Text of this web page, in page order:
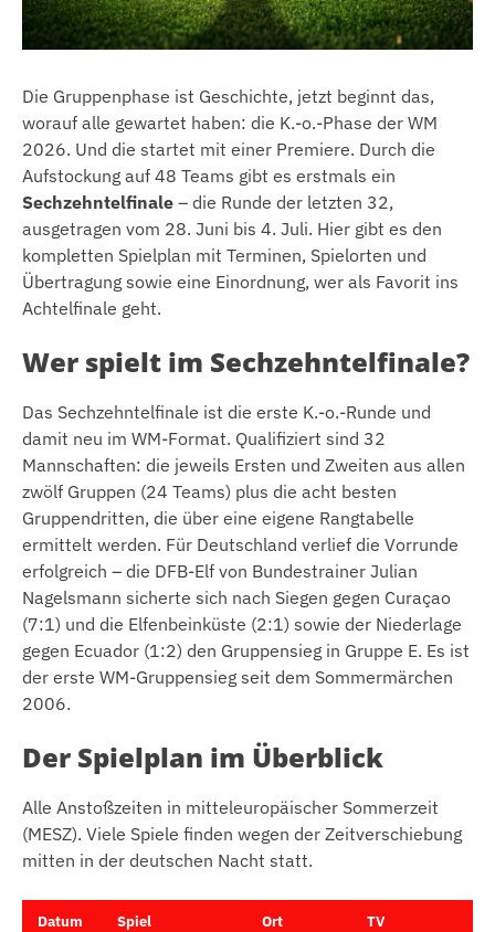
Die Gruppenphase ist Geschichte, jetzt beginnt das,
worauf alle gewartet haben: die K.-o.-Phase der WM
2026. Und die startet mit einer Premiere. Durch die
Aufstockung auf 48 Teams gibt es erstmals ein
Sechzehntelfinale – die Runde der letzten 32,
ausgetragen vom 28. Juni bis 4. Juli. Hier gibt es den
kompletten Spielplan mit Terminen, Spielorten und
Übertragung sowie eine Einordnung, wer als Favorit ins
Achtelfinale geht.
Wer spielt im Sechzehntelfinale?
Das Sechzehntelfinale ist die erste K.-o.-Runde und
damit neu im WM-Format. Qualifiziert sind 32
Mannschaften: die jeweils Ersten und Zweiten aus allen
zwölf Gruppen (24 Teams) plus die acht besten
Gruppendritten, die über eine eigene Rangtabelle
ermittelt werden. Für Deutschland verlief die Vorrunde
erfolgreich – die DFB-Elf von Bundestrainer Julian
Nagelsmann sicherte sich nach Siegen gegen Curaçao
(7:1) und die Elfenbeinküste (2:1) sowie der Niederlage
gegen Ecuador (1:2) den Gruppensieg in Gruppe E. Es ist
der erste WM-Gruppensieg seit dem Sommermärchen
2006.
Der Spielplan im Überblick
Alle Anstoßzeiten in mitteleuropäischer Sommerzeit
(MESZ). Viele Spiele finden wegen der Zeitverschiebung
mitten in der deutschen Nacht statt.
Datum Spiel Ort TV